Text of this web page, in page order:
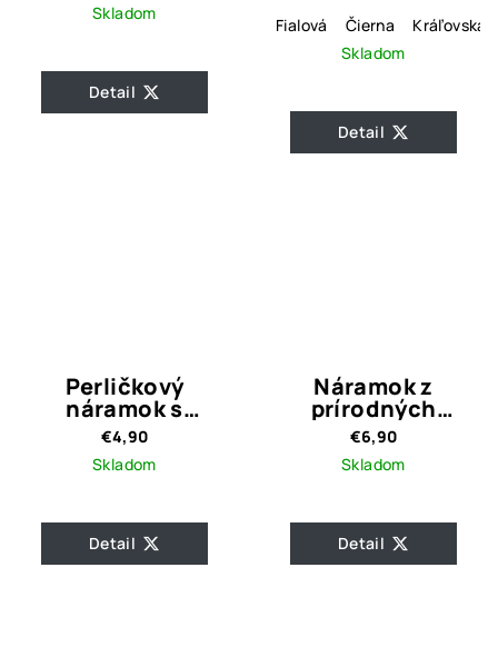
Skladom
Detail
Fialová
Čierna
Kráľovská
Skladom
Detail
Perličkový
náramok s
príveskom / 3
varianty
€4,90
Skladom
Detail
Náramok z
prírodných
kameňov Hematit
White
€6,90
Skladom
Detail